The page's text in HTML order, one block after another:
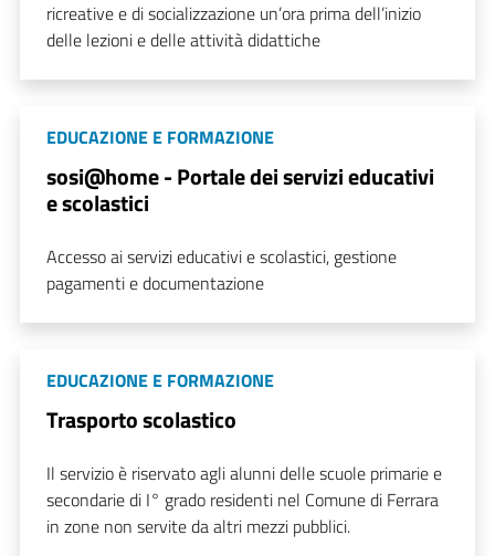
ricreative e di socializzazione un’ora prima dell’inizio
delle lezioni e delle attività didattiche
EDUCAZIONE E FORMAZIONE
sosi@home - Portale dei servizi educativi
e scolastici
Accesso ai servizi educativi e scolastici, gestione
pagamenti e documentazione
EDUCAZIONE E FORMAZIONE
Trasporto scolastico
Il servizio è riservato agli alunni delle scuole primarie e
secondarie di I° grado residenti nel Comune di Ferrara
in zone non servite da altri mezzi pubblici.